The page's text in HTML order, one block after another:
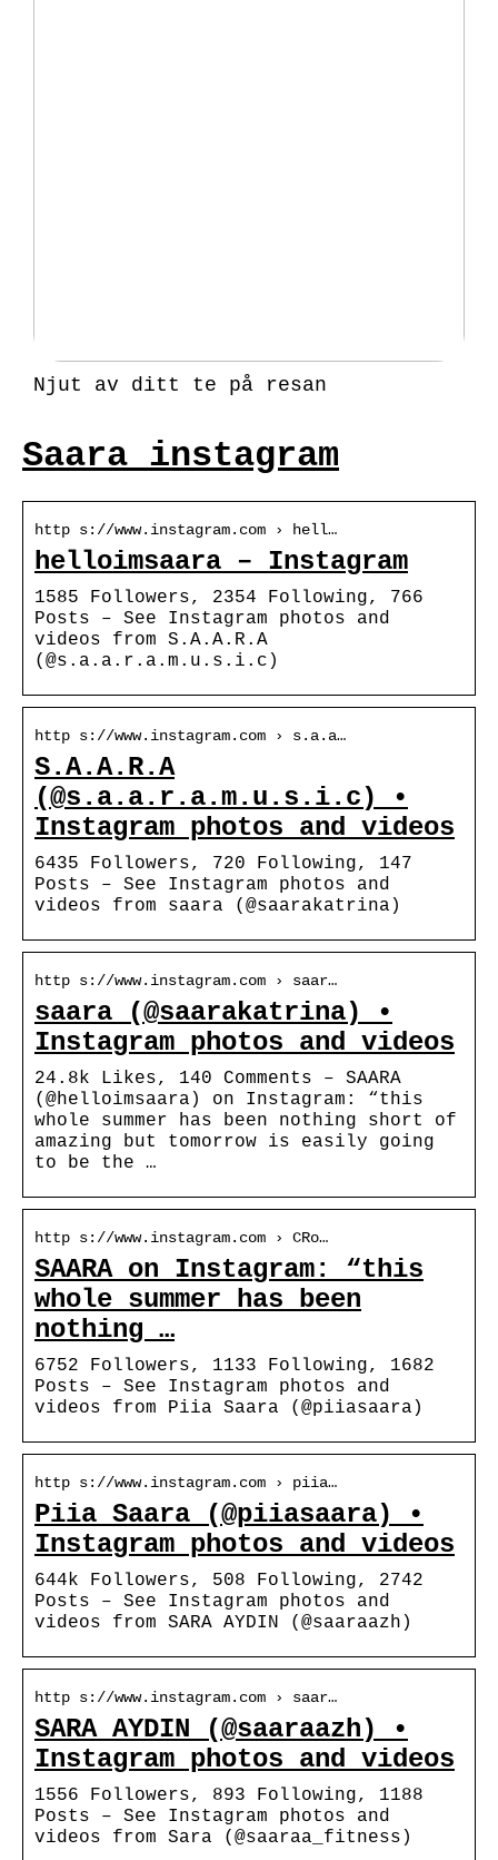
Njut av ditt te på resan
Saara instagram
http s://www.instagram.com › hell…
helloimsaara – Instagram
1585 Followers, 2354 Following, 766
Posts – See Instagram photos and
videos from S.A.A.R.A
(@s.a.a.r.a.m.u.s.i.c)
http s://www.instagram.com › s.a.a…
S.A.A.R.A
(@s.a.a.r.a.m.u.s.i.c) •
Instagram photos and videos
6435 Followers, 720 Following, 147
Posts – See Instagram photos and
videos from saara (@saarakatrina)
http s://www.instagram.com › saar…
saara (@saarakatrina) •
Instagram photos and videos
24.8k Likes, 140 Comments – SAARA
(@helloimsaara) on Instagram: “this
whole summer has been nothing short of
amazing but tomorrow is easily going
to be the …
http s://www.instagram.com › CRo…
SAARA on Instagram: “this
whole summer has been
nothing …
6752 Followers, 1133 Following, 1682
Posts – See Instagram photos and
videos from Piia Saara (@piiasaara)
http s://www.instagram.com › piia…
Piia Saara (@piiasaara) •
Instagram photos and videos
644k Followers, 508 Following, 2742
Posts – See Instagram photos and
videos from SARA AYDIN (@saaraazh)
http s://www.instagram.com › saar…
SARA AYDIN (@saaraazh) •
Instagram photos and videos
1556 Followers, 893 Following, 1188
Posts – See Instagram photos and
videos from Sara (@saaraa_fitness)